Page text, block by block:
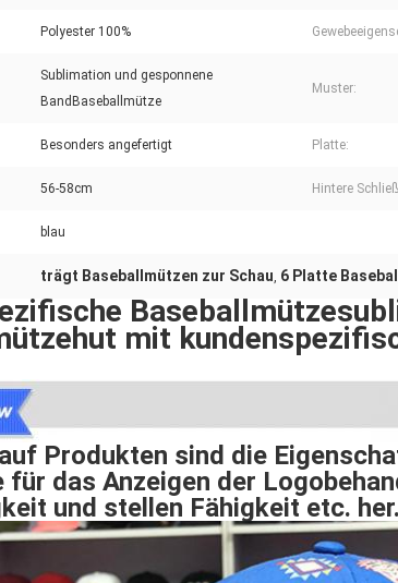
Polyester 100%
Sublimation und gesponnene
BandBaseballmütze
Muster:
Besonders angefertigt Platte:
56-58cm Hintere
blau
trägt Baseballmützen zur Schau, 6 Platte
mit
Produkten sind die
für das Anzeigen der
und stellen Fähigkeit etc. her.